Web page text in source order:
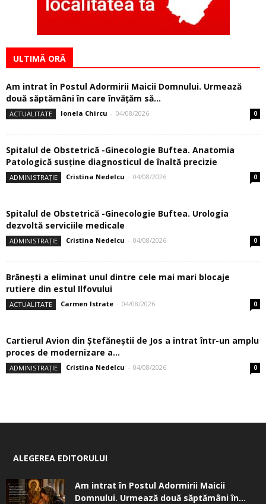
ULTIMĂ ORĂ
Am intrat în Postul Adormirii Maicii Domnului. Urmează
două săptămâni în care învăţăm să...
ACTUALITATE Ionela Chircu - 04/08/2026 0
Spitalul de Obstetrică -Ginecologie Buftea. Anatomia
Patologică susţine diagnosticul de înaltă precizie
ADMINISTRAȚIE Cristina Nedelcu - 04/08/2026 0
Spitalul de Obstetrică -Ginecologie Buftea. Urologia
dezvoltă serviciile medicale
ADMINISTRAȚIE Cristina Nedelcu - 04/08/2026 0
Brănești a eliminat unul dintre cele mai mari blocaje
rutiere din estul Ilfovului
ACTUALITATE Carmen Istrate - 04/08/2026 0
Cartierul Avion din Ştefăneştii de Jos a intrat într-un amplu
proces de modernizare a...
ADMINISTRAȚIE Cristina Nedelcu - 04/08/2026 0
ALEGEREA EDITORULUI
Am intrat în Postul Adormirii Maicii
Domnului. Urmează două săptămâni în...